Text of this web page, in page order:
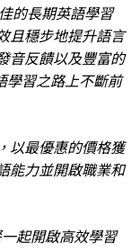
的長期英語學習
且穩步地提升語言
音反饋以及豐富的
習之路上不斷前
以最優惠的價格獲
能力並開啟職業和
起開啟高效學習